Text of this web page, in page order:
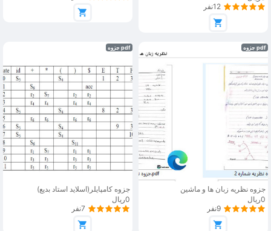
12نفر
pdf جزوه
جزوه نظریه زبان ها و ماشین
0ریال
9نفر
pdf جزوه
جزوه کامپایلر(اسلاید استاد بدیع)
0ریال
7نفر